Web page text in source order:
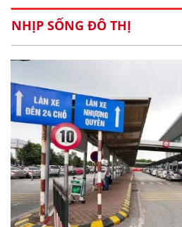
NHỊP SỐNG ĐÔ THỊ